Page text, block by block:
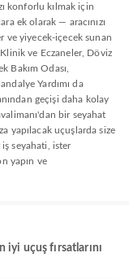
konforlu kılmak için
ek olarak — aracınızı
ve yiyecek-içecek sunan
ve Eczaneler, Döviz
Bakım Odası,
Yardımı da
geçişi daha kolay
bir seyahat
yapılacak uçuşlarda size
iş seyahati, ister
yapın ve
uçuş fırsatlarını